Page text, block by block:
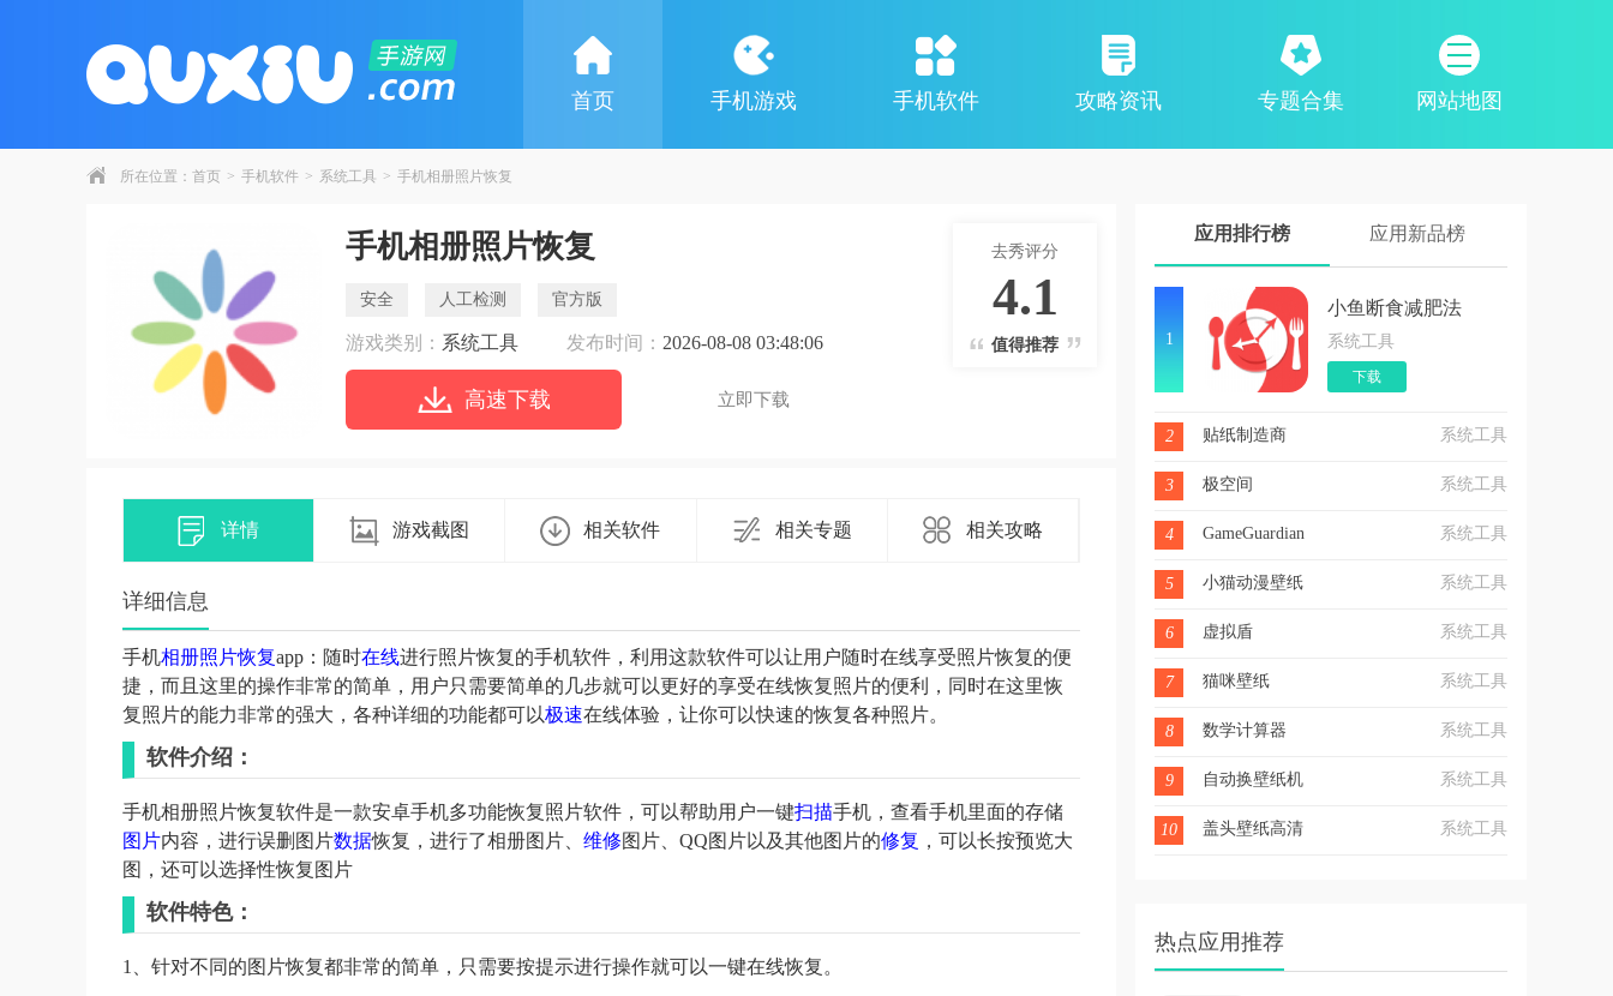
网站地图
首页 手机游戏 手机软件 攻略资讯 专题合集
所在位置： 首页 > 手机软件 > 系统工具 > 手机相册照片恢复
手机相册照片恢复
安全 人工检测 官方版
游戏类别： 系统工具 发布时间： 2026-08-08 03:48:06
高速下载 立即下载
去秀评分
4.1
值得推荐
详情 游戏截图 相关软件 相关专题 相关攻略
详细信息
手机相册照片恢复app：随时在线进行照片恢复的手机软件，利用这款软件可以让用户随时在线享受照片恢复的便
捷，而且这里的操作非常的简单，用户只需要简单的几步就可以更好的享受在线恢复照片的便利，同时在这里恢
复照片的能力非常的强大，各种详细的功能都可以极速在线体验，让你可以快速的恢复各种照片。
软件介绍：
手机相册照片恢复软件是一款安卓手机多功能恢复照片软件，可以帮助用户一键扫描手机，查看手机里面的存储
图片内容，进行误删图片数据恢复，进行了相册图片、 维修图片、QQ图片以及其他图片的修复 ，可以长按预览大
图，还可以选择性恢复图片
软件特色：
1、针对不同的图片恢复都非常的简单，只需要按提示进行操作就可以一键在线恢复。
应用排行榜 应用新品榜
1
小鱼断食减肥法
系统工具
下载
2 贴纸制造商 系统工具
3 极空间 系统工具
4 GameGuardian 系统工具
5 小猫动漫壁纸 系统工具
6 虚拟盾 系统工具
7 猫咪壁纸 系统工具
8 数学计算器 系统工具
9 自动换壁纸机 系统工具
10 盖头壁纸高清 系统工具
热点应用推荐